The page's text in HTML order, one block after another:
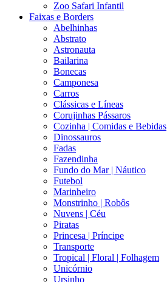
Zoo Safari Infantil
Faixas e Borders
Abelhinhas
Abstrato
Astronauta
Bailarina
Bonecas
Camponesa
Carros
Clássicas e Líneas
Corujinhas Pássaros
Cozinha | Comidas e Bebidas
Dinossauros
Fadas
Fazendinha
Fundo do Mar | Náutico
Futebol
Marinheiro
Monstrinho | Robôs
Nuvens | Céu
Piratas
Princesa | Príncipe
Transporte
Tropical | Floral | Folhagem
Unicórnio
Ursinho